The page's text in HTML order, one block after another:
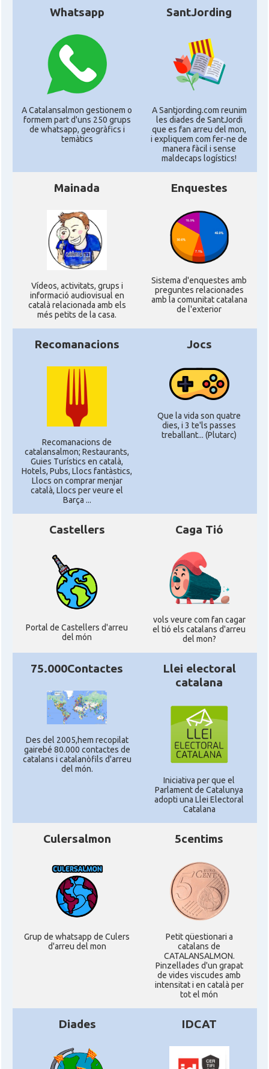
Whatsapp
A Catalansalmon gestionem o
formem part d'uns 250 grups
de whatsapp, geogràfics i
temàtics
SantJording
A Santjording.com reunim
les diades de SantJordi
que es fan arreu del mon,
i expliquem com fer-ne de
manera fàcil i sense
maldecaps logí­stics!
Mainada
Ví­deos, activitats, grups i
informació audiovisual en
català relacionada amb els
més petits de la casa.
Enquestes
Sistema d'enquestes amb
preguntes relacionades
amb la comunitat catalana
de l'exterior
Recomanacions
Recomanacions de
catalansalmon; Restaurants,
Guies Turístics en català,
Hotels, Pubs, Llocs fantàstics,
Llocs on comprar menjar
català, Llocs per veure el
Barça ...
Jocs
Que la vida son quatre
dies, i 3 te'ls passes
treballant... (Plutarc)
Castellers
Portal de Castellers d'arreu
del món
Caga Tió
vols veure com fan cagar
el tió els catalans d'arreu
del mon?
75.000Contactes
Des del 2005,hem recopilat
gairebé 80.000 contactes de
catalans i catalanòfils d'arreu
del món.
Llei electoral
catalana
Iniciativa per que el
Parlament de Catalunya
adopti una Llei Electoral
Catalana
Culersalmon
Grup de whatsapp de Culers
d'arreu del mon
5centims
Petit qüestionari a
catalans de
CATALANSALMON.
Pinzellades d'un grapat
de vides viscudes amb
intensitat i en català per
tot el món
Diades IDCAT